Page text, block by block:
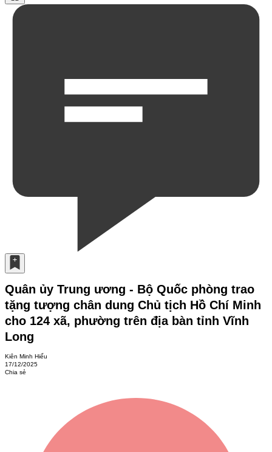
Quân ủy Trung ương - Bộ Quốc phòng trao
tặng tượng chân dung Chủ tịch Hồ Chí Minh
cho 124 xã, phường trên địa bàn tỉnh Vĩnh
Long
Kiên Minh Hiếu
17/12/2025
Chia sẻ